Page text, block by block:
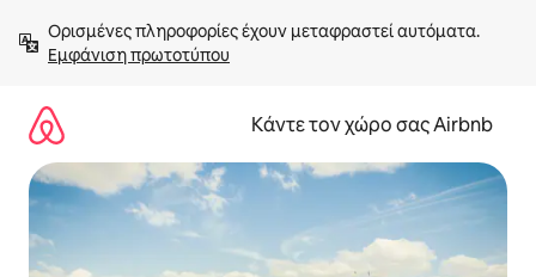
στο
περιεχόμενοΕμφάνιση πρωτοτύπου
Κάντε τον χώρο σας Airbnb